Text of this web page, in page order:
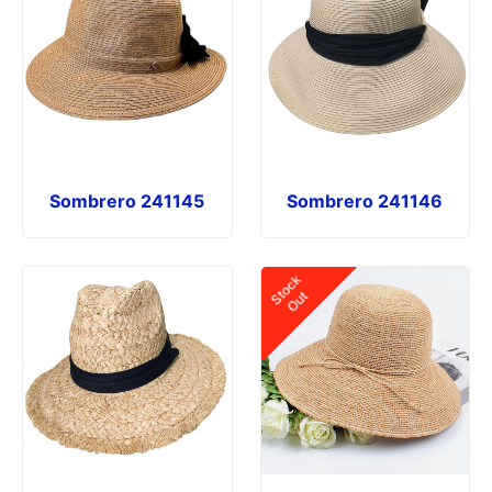
Sombrero 241145 Sombrero 241146
Stock
Out